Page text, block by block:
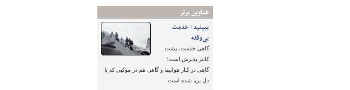
عناوین برتر
ببینید ا خدمت
بی‌وقفه
گاهی خدمت، پشت
کانتر پذیرش است؛
گاهی در کنار هواپیما و گاهی هم در موکبی که با
دل برپا شده است.